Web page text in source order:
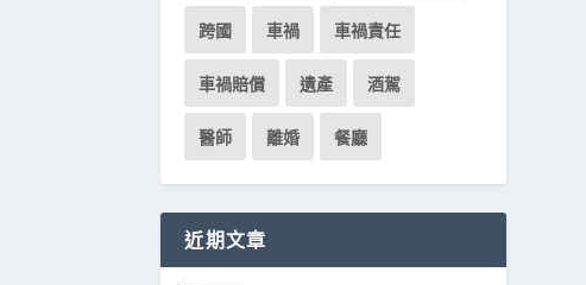
跨國 車禍 車禍責任
車禍賠償 遺產 酒駕
醫師 離婚 餐廳
近期文章